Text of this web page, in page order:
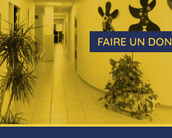
FAIRE UN DON